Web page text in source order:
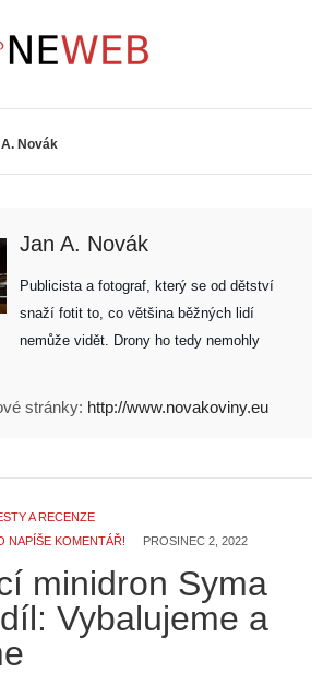
Novák
Jan A. Novák
Publicista a fotograf, který se od dětství
snaží fotit to, co většina běžných lidí
nemůže vidět. Drony ho tedy nemohly
stránky: http://www.novakoviny.eu
A RECENZE
NAPÍŠE KOMENTÁŘ!
PROSINEC 2, 2022
minidron Syma
Vybalujeme a